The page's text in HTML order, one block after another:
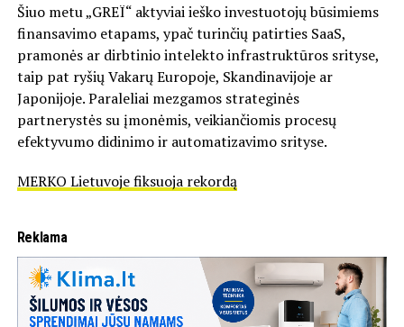
Šiuo metu „GREÏ“ aktyviai ieško investuotojų būsimiems
finansavimo etapams, ypač turinčių patirties SaaS,
pramonės ar dirbtinio intelekto infrastruktūros srityse,
taip pat ryšių Vakarų Europoje, Skandinavijoje ar
Japonijoje. Paraleliai mezgamos strateginės
partnerystės su įmonėmis, veikiančiomis procesų
efektyvumo didinimo ir automatizavimo srityse.
MERKO Lietuvoje fiksuoja rekordą
Reklama